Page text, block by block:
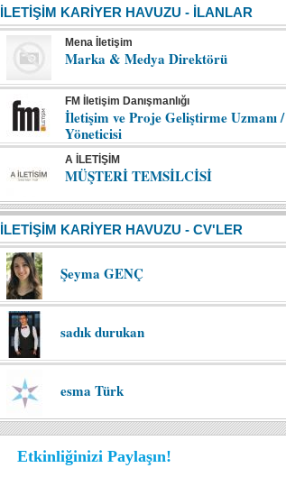
İLETİŞİM KARİYER HAVUZU - İLANLAR
Mena İletişim
Marka & Medya Direktörü
FM İletişim Danışmanlığı
İletişim ve Proje Geliştirme Uzmanı /
Yöneticisi
A İLETİŞİM
MÜŞTERİ TEMSİLCİSİ
İLETİŞİM KARİYER HAVUZU - CV'LER
Şeyma GENÇ
sadık durukan
esma Türk
Etkinliğinizi Paylaşın!